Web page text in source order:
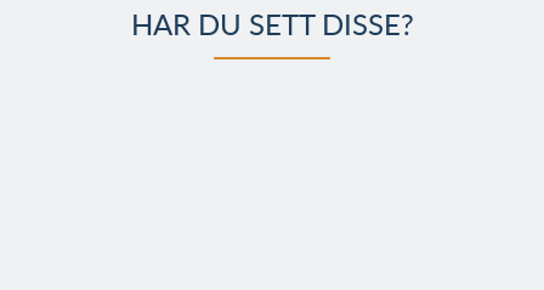
HAR DU SETT DISSE?